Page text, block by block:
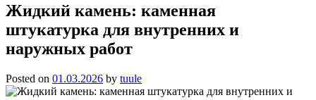
Жидкий камень: каменная
штукатурка для внутренних и
наружных работ
Posted on 01.03.2026 by tuule